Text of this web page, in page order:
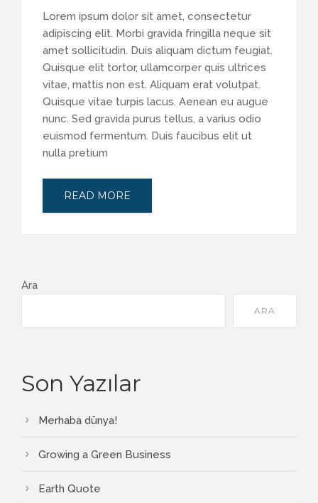
Lorem ipsum dolor sit amet, consectetur
adipiscing elit. Morbi gravida fringilla neque sit
amet sollicitudin. Duis aliquam dictum feugiat.
Quisque elit tortor, ullamcorper quis ultrices
vitae, mattis non est. Aliquam erat volutpat.
Quisque vitae turpis lacus. Aenean eu augue
nunc. Sed gravida purus tellus, a varius odio
euismod fermentum. Duis faucibus elit ut
nulla pretium
READ MORE
Ara
ARA
Son Yazılar
Merhaba dünya!
Growing a Green Business
Earth Quote